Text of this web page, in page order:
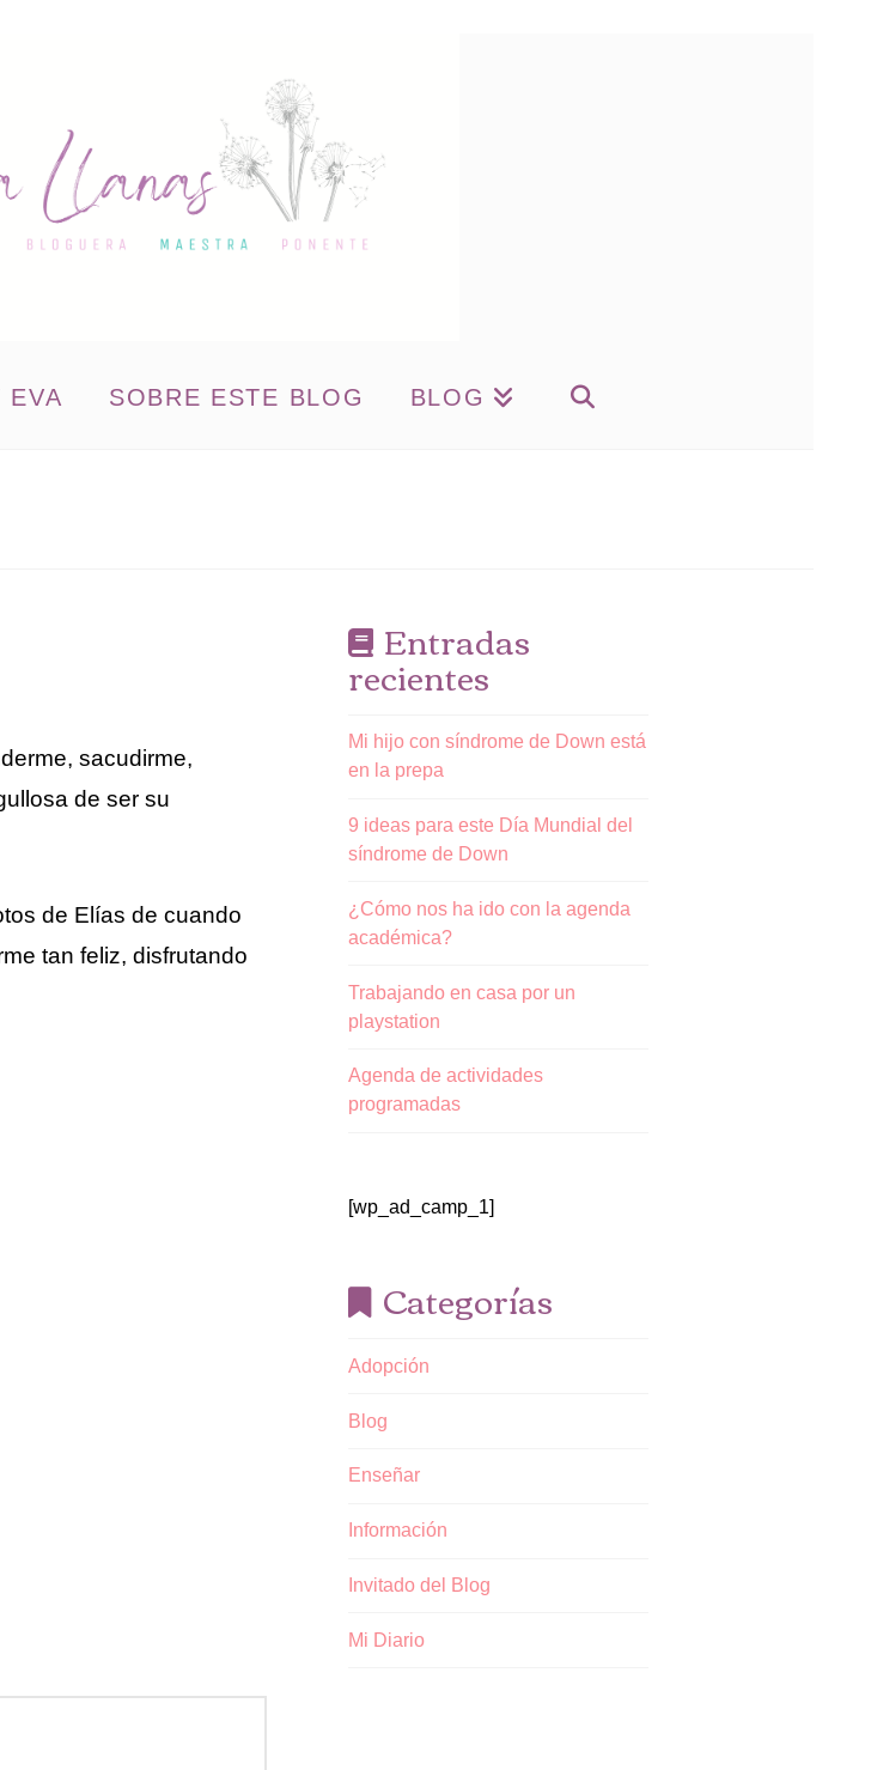
EVA SOBRE ESTE BLOG BLOG
sacudirme,
de ser su
de Elías de cuando
tan feliz, disfrutando
Entradas
recientes
Mi hijo con síndrome de Down está
en la prepa
9 ideas para este Día Mundial del
síndrome de Down
¿Cómo nos ha ido con la agenda
académica?
Trabajando en casa por un
playstation
Agenda de actividades
programadas
[wp_ad_camp_1]
Categorías
Adopción
Blog
Enseñar
Información
Invitado del Blog
Mi Diario